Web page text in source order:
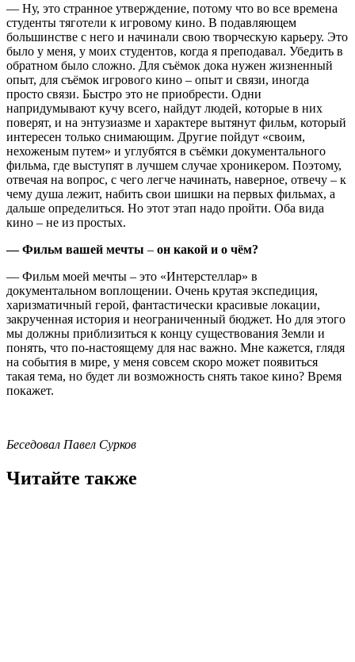
— Ну, это странное утверждение, потому что во все времена
студенты тяготели к игровому кино. В подавляющем
большинстве с него и начинали свою творческую карьеру. Это
было у меня, у моих студентов, когда я преподавал. Убедить в
обратном было сложно. Для съёмок дока нужен жизненный
опыт, для съёмок игрового кино – опыт и связи, иногда
просто связи. Быстро это не приобрести. Одни
напридумывают кучу всего, найдут людей, которые в них
поверят, и на энтузиазме и характере вытянут фильм, который
интересен только снимающим. Другие пойдут «своим,
нехоженым путем» и углубятся в съёмки документального
фильма, где выступят в лучшем случае хроникером. Поэтому,
отвечая на вопрос, с чего легче начинать, наверное, отвечу – к
чему душа лежит, набить свои шишки на первых фильмах, а
дальше определиться. Но этот этап надо пройти. Оба вида
кино – не из простых.
— Фильм вашей мечты – он какой и о чём?
— Фильм моей мечты – это «Интерстеллар» в
документальном воплощении. Очень крутая экспедиция,
харизматичный герой, фантастически красивые локации,
закрученная история и неограниченный бюджет. Но для этого
мы должны приблизиться к концу существования Земли и
понять, что по-настоящему для нас важно. Мне кажется, глядя
на события в мире, у меня совсем скоро может появиться
такая тема, но будет ли возможность снять такое кино? Время
покажет.
Беседовал Павел Сурков
Читайте также